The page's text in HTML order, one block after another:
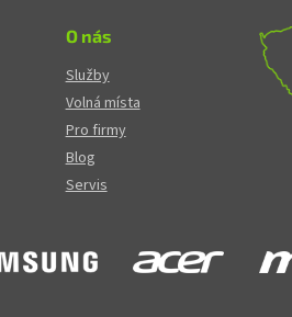
O nás
Služby
Volná místa
Pro firmy
Blog
Servis